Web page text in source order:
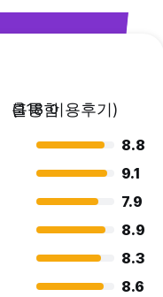
훌륭함
(118 이용후기)
8.8
9.1
7.9
8.9
8.3
8.6